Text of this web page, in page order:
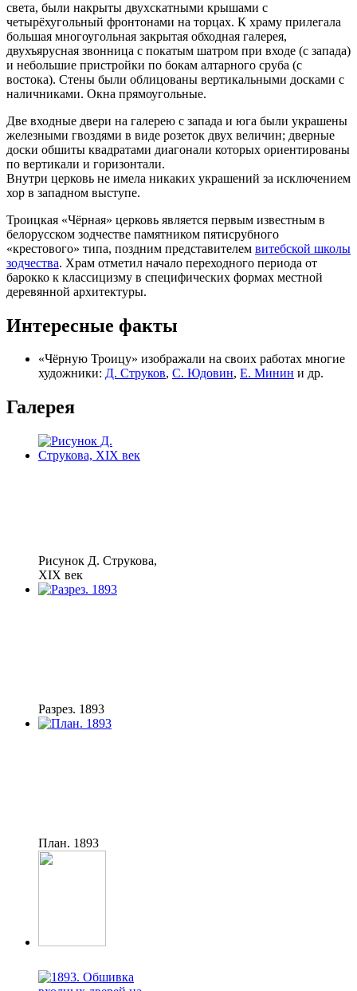
света, были накрыты двухскатными крышами с
четырёхугольный фронтонами на торцах. К храму прилегала
большая многоугольная закрытая обходная галерея,
двухъярусная звонница с покатым шатром при входе (с запада)
и небольшие пристройки по бокам алтарного сруба (с
востока). Стены были облицованы вертикальными досками с
наличниками. Окна прямоугольные.
Две входные двери на галерею с запада и юга были украшены
железными гвоздями в виде розеток двух величин; дверные
доски обшиты квадратами диагонали которых ориентированы
по вертикали и горизонтали.
Внутри церковь не имела никаких украшений за исключением
хор в западном выступе.
Троицкая «Чёрная» церковь является первым известным в
белорусском зодчестве памятником пятисрубного
«крестового» типа, поздним представителем витебской школы
зодчества. Храм отметил начало переходного периода от
барокко к классицизму в специфических формах местной
деревянной архитектуры.
Интересные факты
«Чёрную Троицу» изображали на своих работах многие
художники: Д. Струков, С. Юдовин, Е. Минин и др.
Галерея
Рисунок Д. Струкова,
XIX век
Разрез. 1893
План. 1893